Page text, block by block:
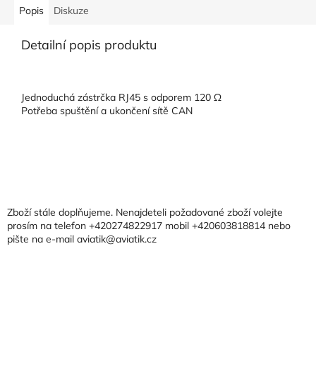
Popis Diskuze
Detailní popis produktu
Jednoduchá zástrčka RJ45 s odporem 120 Ω
Potřeba spuštění a ukončení sítě CAN
aZboží stále doplňujeme. Nenajdeteli požadované zboží volejte
prosím na telefon +420274822917 mobil +420603818814 nebo
pište na e-mail aviatik@aviatik.cz